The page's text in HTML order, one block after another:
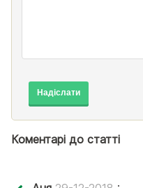
Надіслати
Коментарі до статті